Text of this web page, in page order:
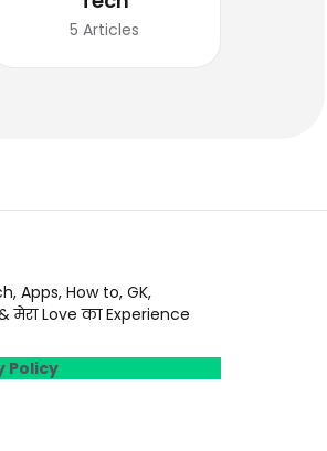
5 Articles
Apps, How to, GK,
मेरा Love का Experience
Policy